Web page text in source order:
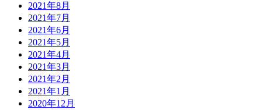
2021年8月
2021年7月
2021年6月
2021年5月
2021年4月
2021年3月
2021年2月
2021年1月
2020年12月